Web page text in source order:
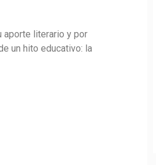
aporte literario y por
un hito educativo: la